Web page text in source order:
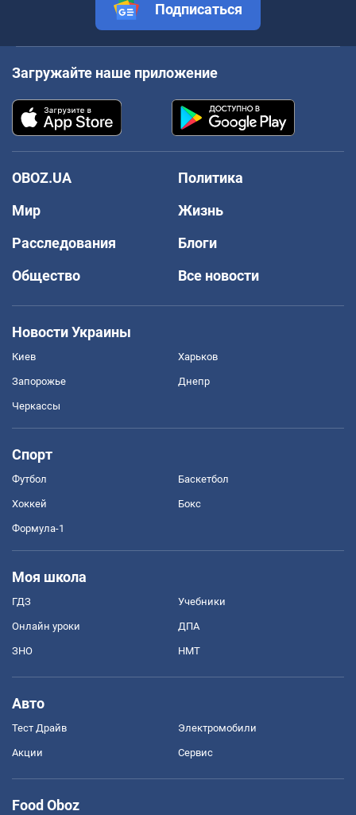
Подписаться
Загружайте наше приложение
OBOZ.UA
Политика
Мир
Жизнь
Расследования
Блоги
Общество
Все новости
Новости Украины
Киев Харьков
Запорожье Днепр
Черкассы
Спорт
Футбол Баскетбол
Хоккей Бокс
Формула-1
Моя школа
ГДЗ Учебники
Онлайн уроки ДПА
ЗНО НМТ
Авто
Тест Драйв Электромобили
Акции Сервис
Food Oboz